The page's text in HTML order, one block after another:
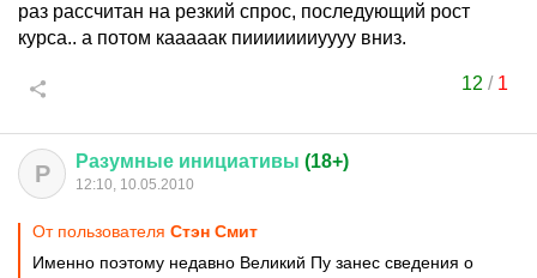
раз рассчитан на резкий спрос, последующий рост
курса.. а потом кааааак пиииииииуууу вниз.
12 / 1
Р Разумные инициативы (18+)
12:10, 10.05.2010
От пользователя Стэн Смит
Именно поэтому недавно Великий Пу занес сведения о